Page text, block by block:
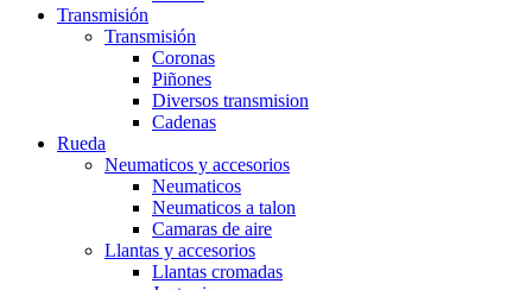
Transmisión
Transmisión
Coronas
Piñones
Diversos transmision
Cadenas
Rueda
Neumaticos y accesorios
Neumaticos
Neumaticos a talon
Camaras de aire
Llantas y accesorios
Llantas cromadas